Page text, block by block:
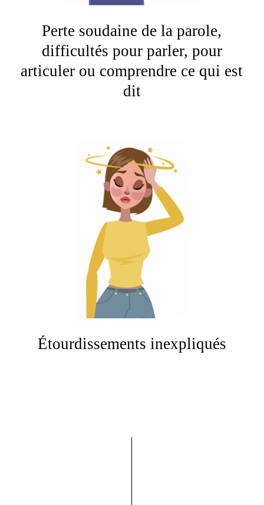
Perte soudaine de la parole,
difficultés pour parler, pour
articuler ou comprendre ce qui est
dit
Étourdissements inexpliqués